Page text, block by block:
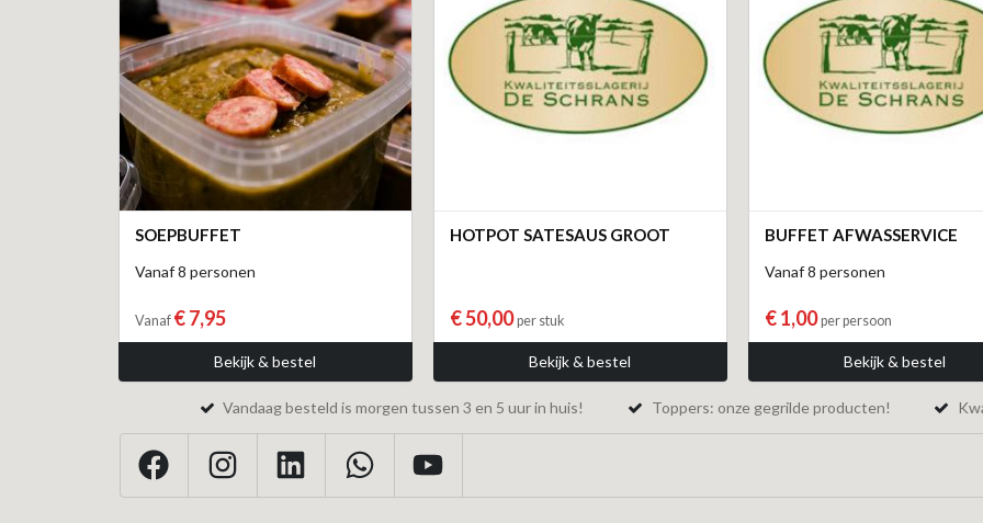
SOEPBUFFET
Vanaf 8 personen
Vanaf € 7,95
Bekijk & bestel
HOTPOT SATESAUS GROOT
€ 50,00per stuk
Bekijk & bestel
BUFFET AFWASSERVICE
Vanaf 8 personen
€ 1,00per persoon
Bekijk & bestel
Vandaag besteld is morgen tussen 3 en 5 uur in huis! Toppers: onze gegrilde producten!